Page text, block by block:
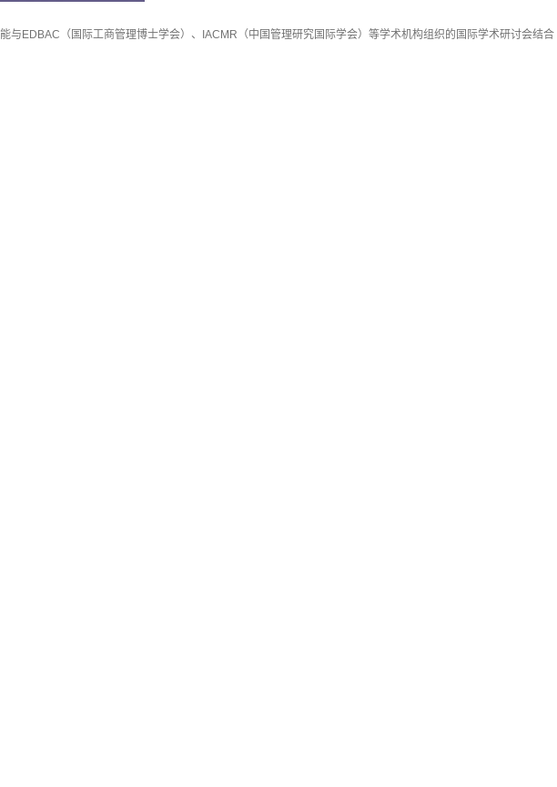
EDBAC（国际工商管理博士学会）、IACMR（中国管理研究国际学会）等学术机构组织的国际学术研讨会结合